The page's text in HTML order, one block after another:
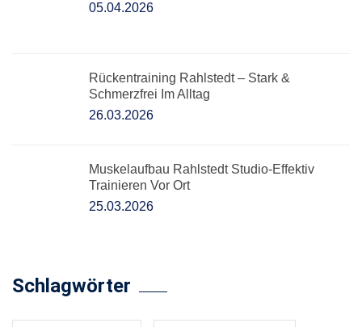
05.04.2026
Rückentraining Rahlstedt – Stark &
Schmerzfrei Im Alltag
26.03.2026
Muskelaufbau Rahlstedt Studio-Effektiv
Trainieren Vor Ort
25.03.2026
Schlagwörter